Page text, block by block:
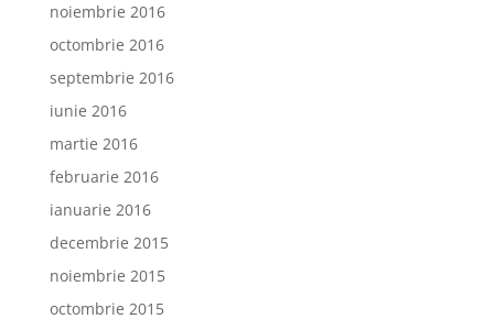
noiembrie 2016
octombrie 2016
septembrie 2016
iunie 2016
martie 2016
februarie 2016
ianuarie 2016
decembrie 2015
noiembrie 2015
octombrie 2015